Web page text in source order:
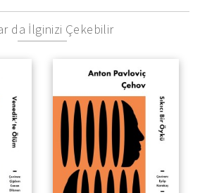
da İlginizi Çekebilir